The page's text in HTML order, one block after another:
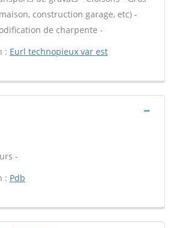
construction garage, etc) -
de charpente -
: Eurl technopieux var est
-
: Pdb